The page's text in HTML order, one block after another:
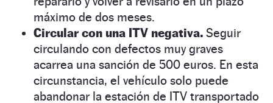
máximo de dos meses.
Circular con una ITV negativa. Seguir
circulando con defectos muy graves
acarrea una sanción de 500 euros. En esta
circunstancia, el vehículo solo puede
abandonar la estación de ITV transportado